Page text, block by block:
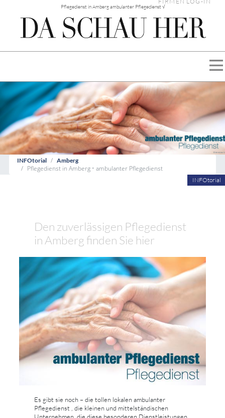
Pflegedienst in Amberg ambulanter Pflegedienst √
INFOtorial Amberg
Pflegedienst in Amberg • ambulanter Pflegedienst
INFOtorial
Den zuverlässigen Pflegedienst
in Amberg finden Sie hier
Es gibt sie noch – die tollen lokalen ambulanter
Pflegedienst , die kleinen und mittelständischen